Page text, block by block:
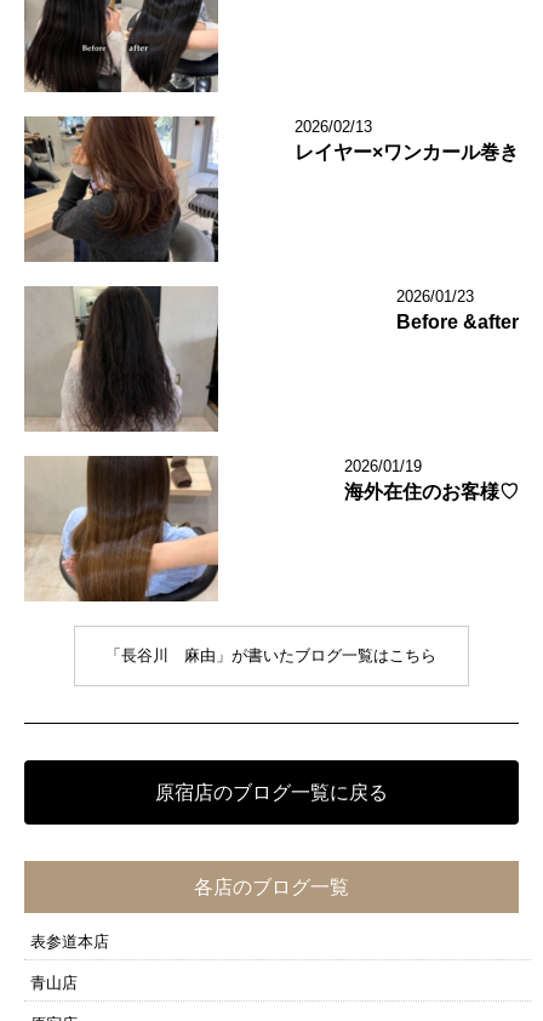
2026/02/13
レイヤー×ワンカール巻き
2026/01/23
Before &after
2026/01/19
海外在住のお客様♡
「長谷川 麻由」が書いたブログ一覧はこちら
原宿店のブログ一覧に戻る
各店のブログ一覧
表参道本店
青山店